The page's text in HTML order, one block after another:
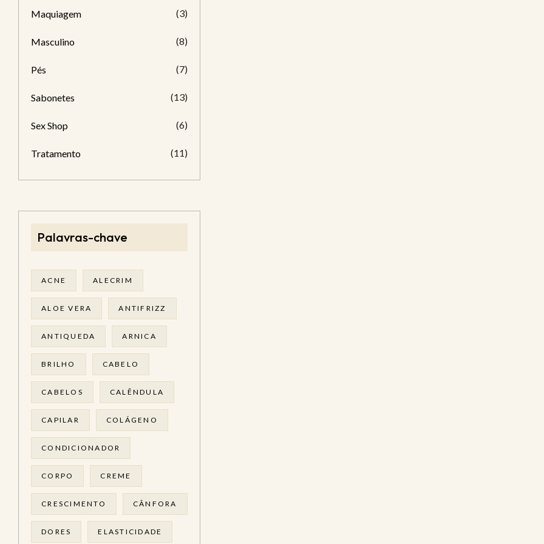
Maquiagem (3)
Masculino (8)
Pés (7)
Sabonetes (13)
Sex Shop (6)
Tratamento (11)
Palavras-chave
ACNE ALECRIM
ALOE VERA ANTIFRIZZ
ANTIQUEDA ARNICA
BRILHO CABELO
CABELOS CALÊNDULA
CAPILAR COLÁGENO
CONDICIONADOR
CORPO CREME
CRESCIMENTO CÂNFORA
DORES ELASTICIDADE